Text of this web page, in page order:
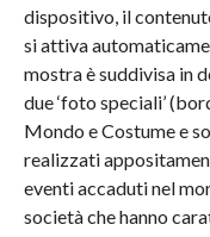
dispositivo, il
si attiva
mostra è suddivisa in
due ‘foto speciali’
Mondo e Costume e
realizzati
eventi accaduti nel
società che hanno